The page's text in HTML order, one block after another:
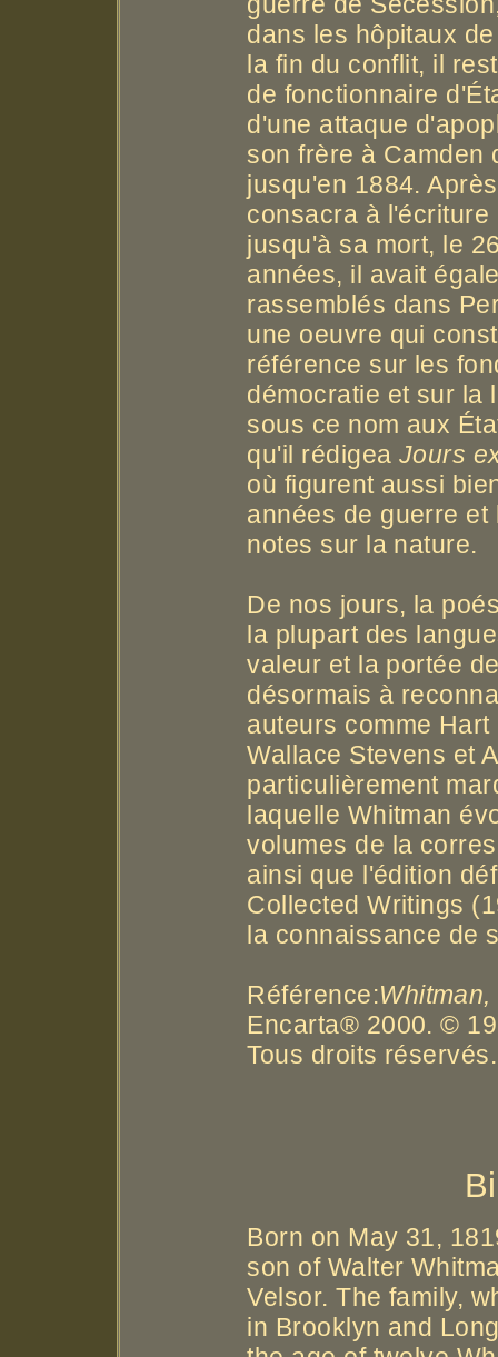
dans les hôpitaux
la fin du conflit, il
de fonctionnaire
d'une attaque
son frère à Camden
jusqu'en 1884.
consacra à
jusqu'à sa mort, le
années, il avait
rassemblés dans
une oeuvre qui
référence sur les
démocratie et sur la
sous ce nom aux
qu'il rédigea Jours
où figurent aussi
années de guerre
notes sur la nature.
De nos jours, la
la plupart des
valeur et la portée
désormais à
auteurs comme
Wallace Stevens et
particulièrement
laquelle Whitman
volumes de la
ainsi que l'édition
Collected Writings
la connaissance de
Référence:
Encarta® 2000. ©
Tous droits réservés.
Born on May 31,
son of Walter
Velsor. The family,
in Brooklyn and